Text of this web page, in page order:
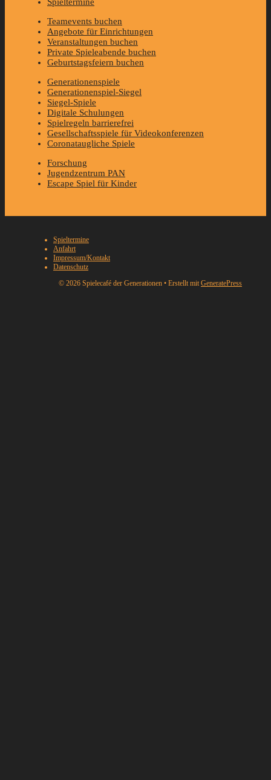
Spieltermine
Teamevents buchen
Angebote für Einrichtungen
Veranstaltungen buchen
Private Spieleabende buchen
Geburtstagsfeiern buchen
Generationenspiele
Generationenspiel-Siegel
Siegel-Spiele
Digitale Schulungen
Spielregeln barrierefrei
Gesellschaftsspiele für Videokonferenzen
Coronataugliche Spiele
Forschung
Jugendzentrum PAN
Escape Spiel für Kinder
Spieltermine
Anfahrt
Impressum/Kontakt
Datenschutz
© 2026 Spielecafé der Generationen • Erstellt mit GeneratePress